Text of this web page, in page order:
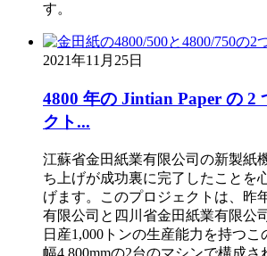
す。
2021年11月25日
4800 年の Jintian Paper の 2
クト...
江蘇省金田紙業有限公司の新製紙
ち上げが成功裏に完了したことを
げます。このプロジェクトは、昨
有限公司と四川省金田紙業有限公
日産1,000トンの生産能力を持つ
幅4,800mmの2台のマシンで構成さ